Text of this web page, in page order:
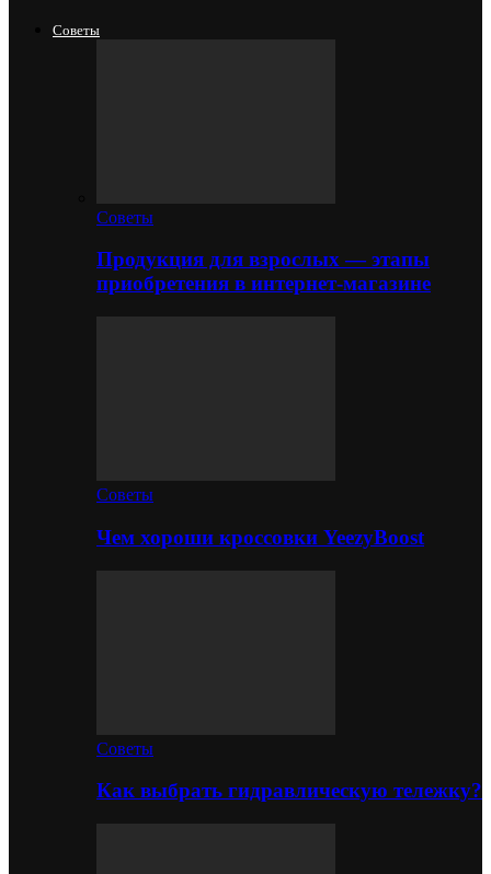
Советы
Советы
Продукция для взрослых — этапы
приобретения в интернет-магазине
Советы
Чем хороши кроссовки YeezyBoost
Советы
Как выбрать гидравлическую тележку?